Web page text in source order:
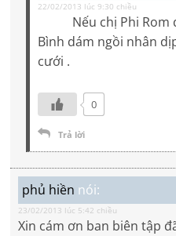
22/02/2013 lúc 9:30 chiều
Nếu chị Phi Rom
Bình dám ngồi nhân
cưới .
0
Trả lời
phủ hiền nói:
23/02/2013 lúc 5:42 chiều
Xin cám ơn ban biên tập